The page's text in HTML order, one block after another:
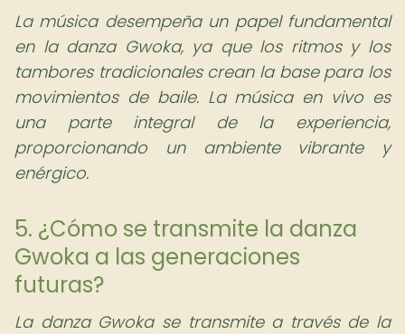
La música desempeña un papel fundamental
en la danza Gwoka, ya que los ritmos y los
tambores tradicionales crean la base para los
movimientos de baile. La música en vivo es
una parte integral de la experiencia,
proporcionando un ambiente vibrante y
enérgico.
5. ¿Cómo se transmite la danza
Gwoka a las generaciones
futuras?
La danza Gwoka se transmite a través de la